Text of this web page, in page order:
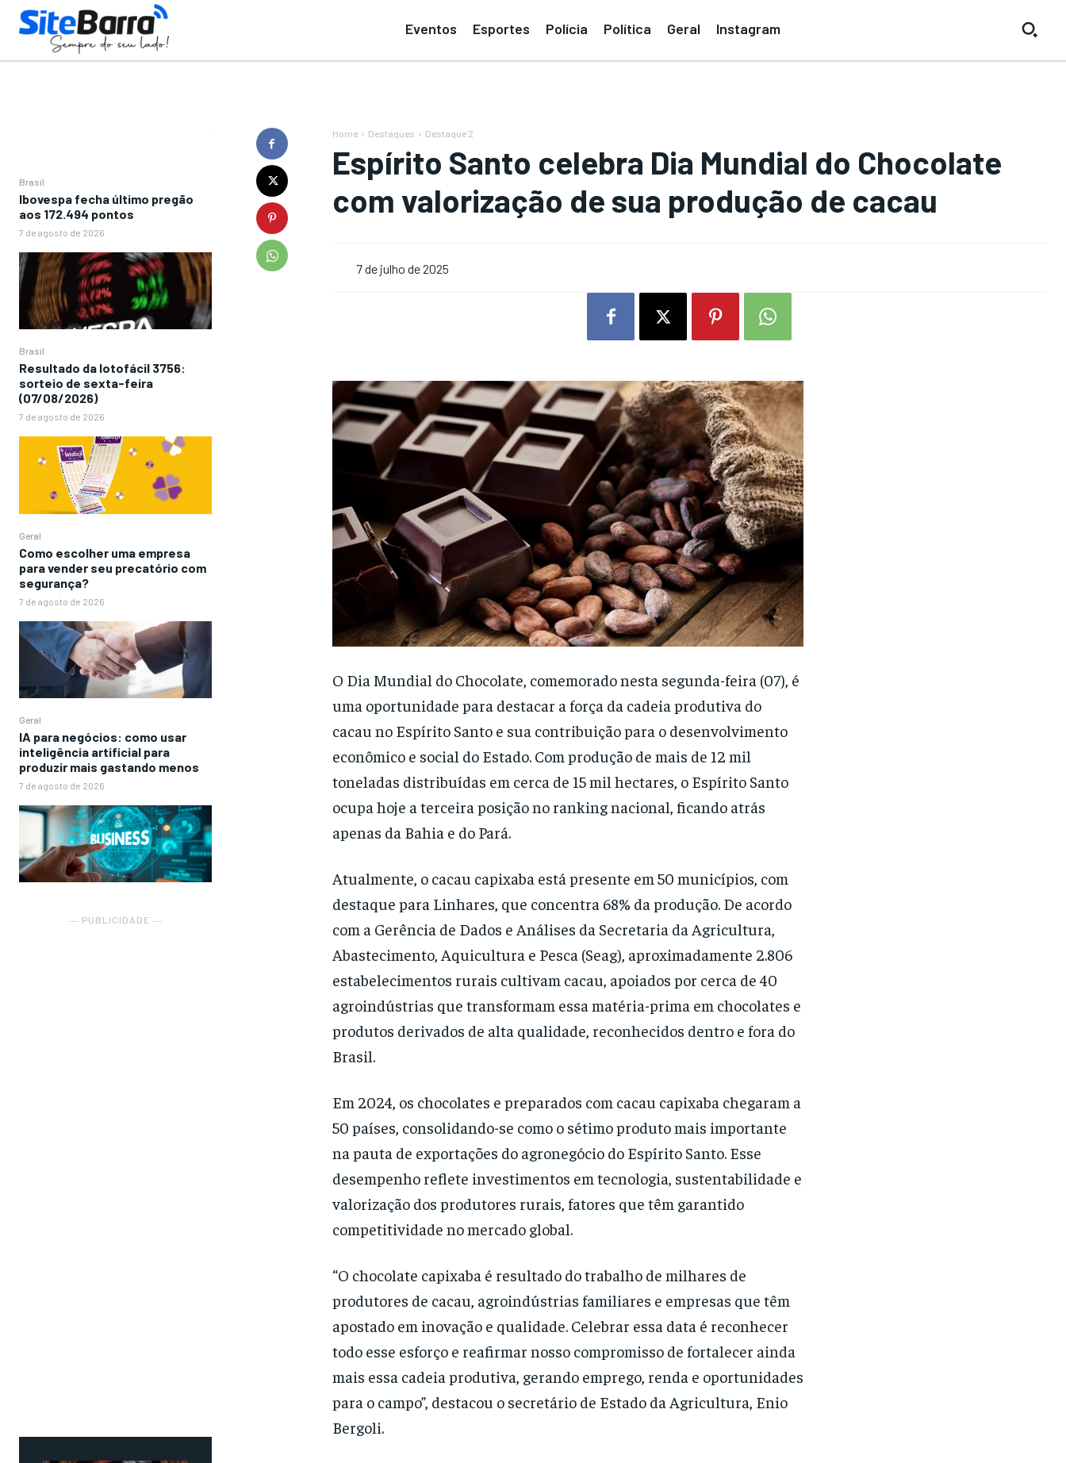
Eventos Esportes Polícia Política Geral Instagram
Brasil
Ibovespa fecha último pregão
aos 172.494 pontos
7 de agosto de 2026
Brasil
Resultado da lotofácil 3756:
sorteio de sexta-feira
(07/08/2026)
7 de agosto de 2026
Geral
Como escolher uma empresa
para vender seu precatório com
segurança?
7 de agosto de 2026
Geral
IA para negócios: como usar
inteligência artificial para
produzir mais gastando menos
7 de agosto de 2026
― PUBLICIDADE ―
Home Destaques Destaque 2
Espírito Santo celebra Dia Mundial do Chocolate
com valorização de sua produção de cacau
7 de julho de 2025
O Dia Mundial do Chocolate, comemorado nesta segunda-feira (07), é
uma oportunidade para destacar a força da cadeia produtiva do
cacau no Espírito Santo e sua contribuição para o desenvolvimento
econômico e social do Estado. Com produção de mais de 12 mil
toneladas distribuídas em cerca de 15 mil hectares, o Espírito Santo
ocupa hoje a terceira posição no ranking nacional, ficando atrás
apenas da Bahia e do Pará.
Atualmente, o cacau capixaba está presente em 50 municípios, com
destaque para Linhares, que concentra 68% da produção. De acordo
com a Gerência de Dados e Análises da Secretaria da Agricultura,
Abastecimento, Aquicultura e Pesca (Seag), aproximadamente 2.806
estabelecimentos rurais cultivam cacau, apoiados por cerca de 40
agroindústrias que transformam essa matéria-prima em chocolates e
produtos derivados de alta qualidade, reconhecidos dentro e fora do
Brasil.
Em 2024, os chocolates e preparados com cacau capixaba chegaram a
50 países, consolidando-se como o sétimo produto mais importante
na pauta de exportações do agronegócio do Espírito Santo. Esse
desempenho reflete investimentos em tecnologia, sustentabilidade e
valorização dos produtores rurais, fatores que têm garantido
competitividade no mercado global.
“O chocolate capixaba é resultado do trabalho de milhares de
produtores de cacau, agroindústrias familiares e empresas que têm
apostado em inovação e qualidade. Celebrar essa data é reconhecer
todo esse esforço e reafirmar nosso compromisso de fortalecer ainda
mais essa cadeia produtiva, gerando emprego, renda e oportunidades
para o campo”, destacou o secretário de Estado da Agricultura, Enio
Bergoli.